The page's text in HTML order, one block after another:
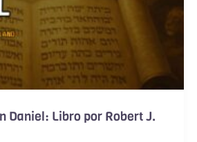
Daniel: Libro por Robert J.